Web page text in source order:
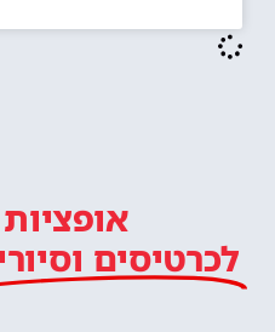
לכרטיסים